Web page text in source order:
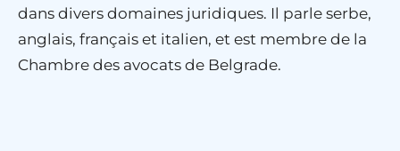
dans divers domaines juridiques. Il parle serbe,
anglais, français et italien, et est membre de la
Chambre des avocats de Belgrade.